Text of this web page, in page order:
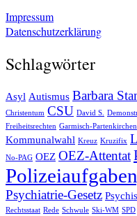
Impressum
Datenschutzerklärung
Schlagwörter
Asyl Autismus Barbara
Christentum CSU David S.
Freiheitsrechten Garmisch-Partenkirchen
Kommunalwahl Kreuz Kruzifix
No-PAG OEZ OEZ-Attentat
Psychiatrie-Gesetz
Rechtsstaat Rede Schwule Ski-WM SPD